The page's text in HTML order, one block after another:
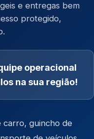
e entregas bem
protegido,
operacional
na sua região!
carro, guincho de